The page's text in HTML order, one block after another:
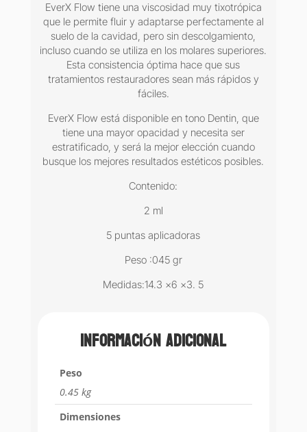
EverX Flow tiene una viscosidad muy tixotrópica
que le permite fluir y adaptarse perfectamente al
suelo de la cavidad, pero sin descolgamiento,
incluso cuando se utiliza en los molares superiores.
Esta consistencia óptima hace que sus
tratamientos restauradores sean más rápidos y
fáciles.
EverX Flow está disponible en tono Dentin, que
tiene una mayor opacidad y necesita ser
estratificado, y será la mejor elección cuando
busque los mejores resultados estéticos posibles.
Contenido:
2 ml
5 puntas aplicadoras
Peso :045 gr
Medidas:14.3 x6 x3. 5
Información adicional
Peso
0.45 kg
Dimensiones